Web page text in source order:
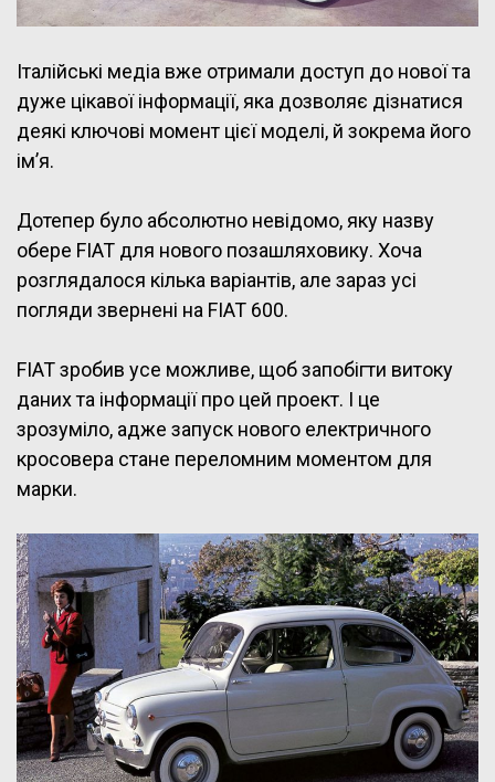
Італійські медіа вже отримали доступ до нової та
дуже цікавої інформації, яка дозволяє дізнатися
деякі ключові момент цієї моделі, й зокрема його
ім’я.
Дотепер було абсолютно невідомо, яку назву
обере FIAT для нового позашляховику. Хоча
розглядалося кілька варіантів, але зараз усі
погляди звернені на FIAT 600.
FIAT зробив усе можливе, щоб запобігти витоку
даних та інформації про цей проект. І це
зрозуміло, адже запуск нового електричного
кросовера стане переломним моментом для
марки.